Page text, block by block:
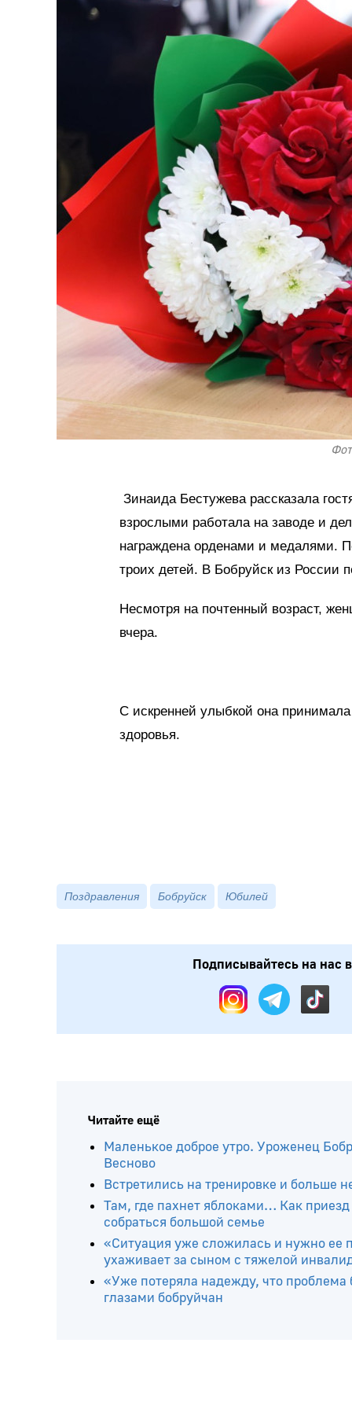
Зинаида Бестужева рассказала
взрослыми работала на заводе и
награждена орденами и медалями.
троих детей. В Бобруйск из России
Несмотря на почтенный возраст,
вчера.
С искренней улыбкой она принимала
здоровья.
Поздравления Бобруйск Юбилей
Подписывайтесь на нас в:
Читайте ещё
Маленькое доброе утро. Уроженец
Весново
Встретились на тренировке и больше
Там, где пахнет яблоками… Как
собраться большой семье
«Ситуация уже сложилась и нужно ее